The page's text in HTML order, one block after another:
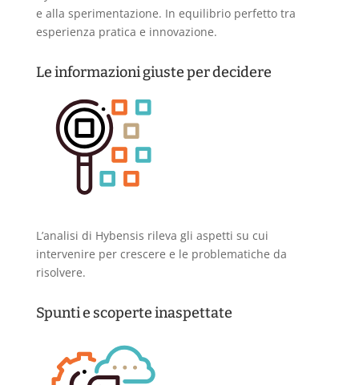
e alla sperimentazione. In equilibrio perfetto tra
esperienza pratica e innovazione.
Le informazioni giuste per decidere
L’analisi di Hybensis rileva gli aspetti su cui
intervenire per crescere e le problematiche da
risolvere.
Spunti e scoperte inaspettate